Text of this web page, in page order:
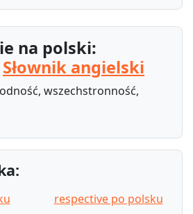
na polski:
Słownik angielski
wszechstronność,
respective po polsku